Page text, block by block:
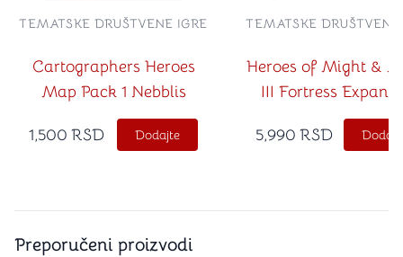
Cartographers Heroes
Map Pack 1 Nebblis
TEMATSKE DRUŠTVENE IGRE
1,500 RSD Dodajte
Heroes of Might &
III Fortress
TEMATSKE DRUŠTVENE
5,990 RSD
Preporučeni proizvodi